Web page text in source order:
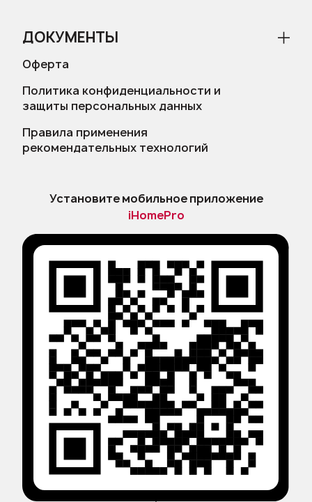
ДОКУМЕНТЫ
Оферта
Политика конфиденциальности и
защиты персональных данных
Правила применения
рекомендательных технологий
Установите мобильное приложение
iHomePro